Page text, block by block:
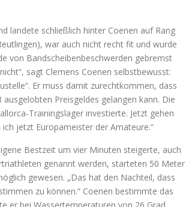
landete schließlich hinter Coenen auf Rang
war auch nicht recht fit und wurde
von Bandscheibenbeschwerden gebremst
sagt Clemens Coenen selbstbewusst:
Er muss damit zurechtkommen, dass
Preisgeldes gelangen kann. Die
Trainingslager investierte. Jetzt gehen
jetzt Europameister der Amateure.“
Bestzeit um vier Minuten steigerte, auch
genannt werden, starteten 50 Meter
gewesen. „Das hat den Nachteil, dass
zu können.“ Coenen bestimmte das